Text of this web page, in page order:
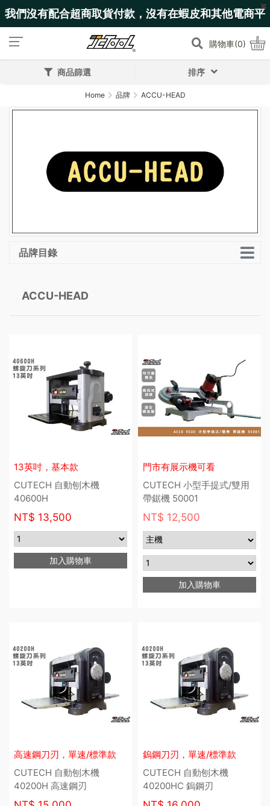
我們沒有配合超商取貨付款，沒有在蝦皮和其他電商平
台上架! 購物車(0)
商品篩選 排序
Home 品牌 ACCU-HEAD
品牌目錄
ACCU-HEAD
13英吋，基本款
CUTECH 自動刨木機
40600H
NT$ 13,500
加入購物車
門市有展示機可看
CUTECH 小型手提式/雙用
帶鋸機 50001
NT$ 12,500
加入購物車
高速鋼刀刃，單速/標準款
CUTECH 自動刨木機
40200H 高速鋼刃
鎢鋼刀刃，單速/標準款
CUTECH 自動刨木機
40200HC 鎢鋼刃